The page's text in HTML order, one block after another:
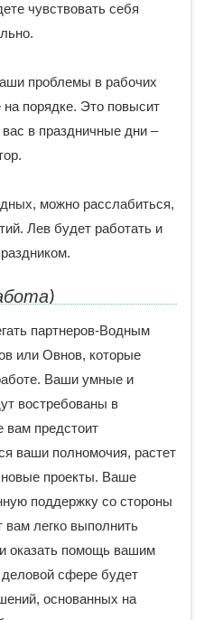
чувствовать себя
проблемы в рабочих
на порядке. Это повысит
вас в праздничные дни –
можно расслабиться,
Лев будет работать и
партнеров-Водным
или Овнов, которые
Ваши умные и
востребованы в
вам предстоит
ваши полномочия, растет
проекты. Ваше
поддержку со стороны
вам легко выполнить
оказать помощь вашим
сфере будет
основанных на